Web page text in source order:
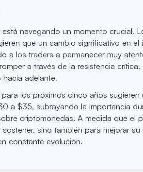
está navegando un momento crucial.
que un cambio significativo en el
a los traders a permanecer muy
a través de la resistencia
adelante.
los próximos cinco años
a $35, subrayando la importancia
criptomonedas. A medida que el
sino también para mejorar
constante evolución.